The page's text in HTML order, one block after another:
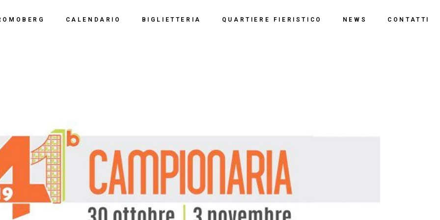
CALENDARIO
Calendario 2022
Calendario 2021
Calendario 2020
Calendario 2019
BIGLIETTERIA QUARTIERE FIERISTICO NEWS CONTATTI
Calendario 2026
Calendario 2020
Calendario 2019
Polo Espositivo